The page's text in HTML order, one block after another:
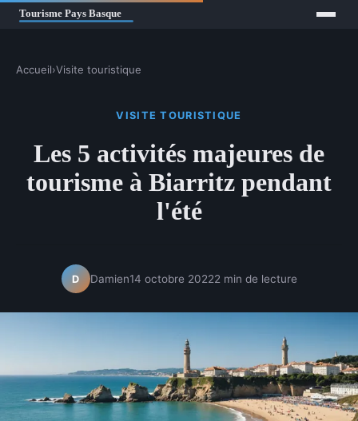
Accueil›Visite touristique
VISITE TOURISTIQUE
Les 5 activités majeures de
tourisme à Biarritz pendant
l'été
D Damien14 octobre 20222 min de lecture